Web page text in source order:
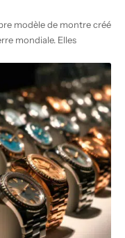
modèle de montre créé
mondiale. Elles